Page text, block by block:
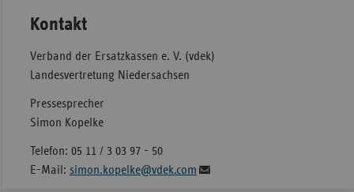
Kontakt
Verband der Ersatzkassen e. V. (vdek)
Landesvertretung Niedersachsen
Pressesprecher
Simon Kopelke
Telefon: 05 11 / 3 03 97 - 50
E-Mail: simon.kopelke@vdek.com